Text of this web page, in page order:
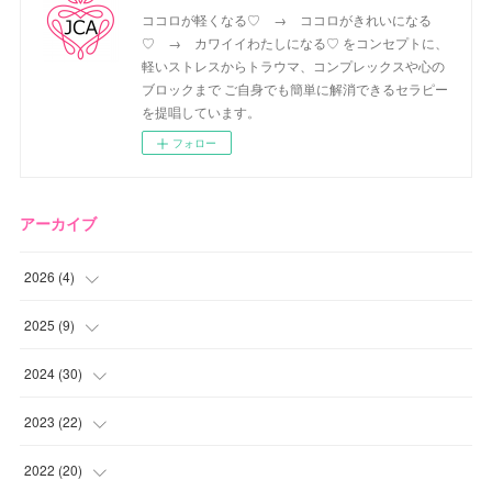
ココロが軽くなる♡ → ココロがきれいになる
♡ → カワイイわたしになる♡ をコンセプトに、
軽いストレスからトラウマ、コンプレックスや心の
ブロックまで ご自身でも簡単に解消できるセラピー
を提唱しています。
フォロー
アーカイブ
2026 (4)
( )
(1
(1
2025 (9)
(2
(2
(1
2024 (30)
(4
(1
2023 (22)
(1
2022 (20)